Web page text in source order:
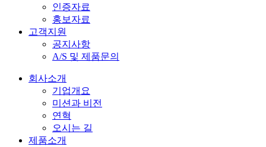
인증자료
홍보자료
고객지원
공지사항
A/S 및 제품문의​
회사소개
기업개요
미션과 비전
연혁
오시는 길
제품소개